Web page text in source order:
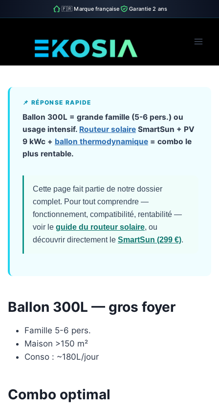
🇫🇷 Marque française Garantie 2 ans
📌 RÉPONSE RAPIDE
Ballon 300L = grande famille (5-6 pers.) ou
usage intensif. Routeur solaire SmartSun + PV
9 kWc + ballon thermodynamique = combo le
plus rentable.
Cette page fait partie de notre dossier
complet. Pour tout comprendre —
fonctionnement, compatibilité, rentabilité —
voir le guide du routeur solaire, ou
découvrir directement le SmartSun (299 €).
Ballon 300L — gros foyer
Famille 5-6 pers.
Maison >150 m²
Conso : ~180L/jour
Combo optimal